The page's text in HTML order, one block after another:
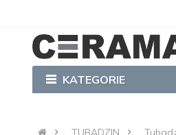
KATEGORIE
TUBADZIN